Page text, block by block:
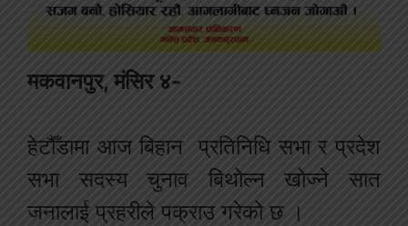
मकवानपुर, मंसिर ४-
हेटौँडामा आज बिहान प्रतिनिधि सभा र प्रदेश
सभा सदस्य चुनाव बिथोल्न खोज्ने सात
जनालाई प्रहरीले पक्राउ गरेको छ ।